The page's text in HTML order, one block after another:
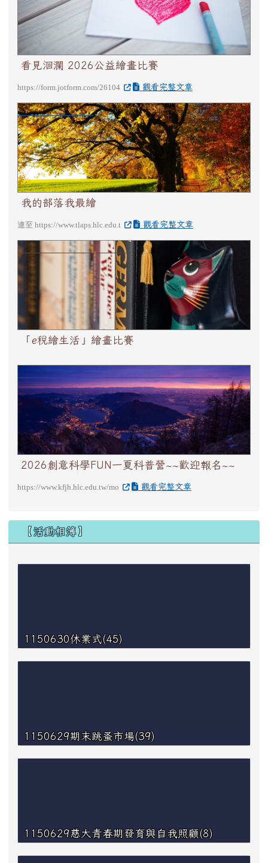
看見洄瀾 2026公益繪畫比賽
https://form.jotform.com/26104 觀看完整文章
我的部落我最繪
我的部落我最繪
連至 https://www.tlaps.hlc.edu.t 觀看完整文章
「e稅繪生活」繪畫比賽
「e稅繪生活」繪畫比賽
2026創意科學FUN一夏科普營~~歡迎報名~~
2026創意科學FUN一夏科普營~~歡迎報名~~
https://www.kfjh.hlc.edu.tw/mo 觀看完整文章
【活動相簿】
1150630休業式(45)
1150629期末跳蚤市場(39)
1150629慈大青春期發育與自我照顧(8)